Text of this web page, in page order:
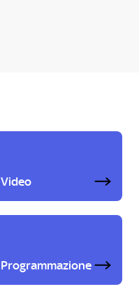
Video
Programmazione